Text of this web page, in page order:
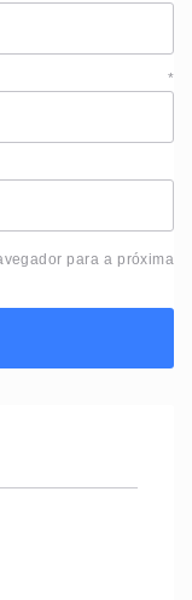
*
para a próxima